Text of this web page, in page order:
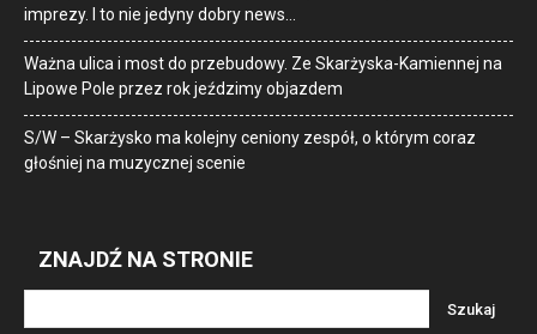
imprezy. I to nie jedyny dobry news…
Ważna ulica i most do przebudowy. Ze Skarżyska-Kamiennej na
Lipowe Pole przez rok jeździmy objazdem
S/W – Skarżysko ma kolejny ceniony zespół, o którym coraz
głośniej na muzycznej scenie
ZNAJDŹ NA STRONIE